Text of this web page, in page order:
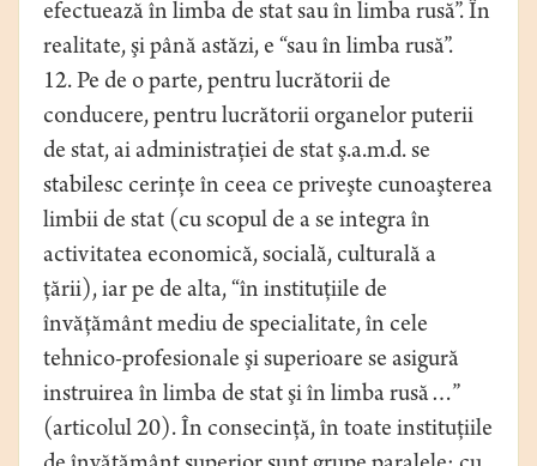
efectuează în limba de stat sau în limba rusă”. În
realitate, şi până astăzi, e “sau în limba rusă”.
12. Pe de o parte, pentru lucrătorii de
conducere, pentru lucrătorii organelor puterii
de stat, ai administraţiei de stat ş.a.m.d. se
stabilesc cerinţe în ceea ce priveşte cunoaşterea
limbii de stat (cu scopul de a se integra în
activitatea economică, socială, culturală a
ţării), iar pe de alta, “în instituţiile de
învăţământ mediu de specialitate, în cele
tehnico-profesionale şi superioare se asigură
instruirea în limba de stat şi în limba rusă…”
(articolul 20). În consecinţă, în toate instituţiile